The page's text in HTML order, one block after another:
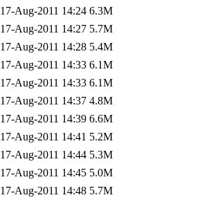
17-Aug-2011 14:24 6.3M
17-Aug-2011 14:27 5.7M
17-Aug-2011 14:28 5.4M
17-Aug-2011 14:33 6.1M
17-Aug-2011 14:33 6.1M
17-Aug-2011 14:37 4.8M
17-Aug-2011 14:39 6.6M
17-Aug-2011 14:41 5.2M
17-Aug-2011 14:44 5.3M
17-Aug-2011 14:45 5.0M
17-Aug-2011 14:48 5.7M